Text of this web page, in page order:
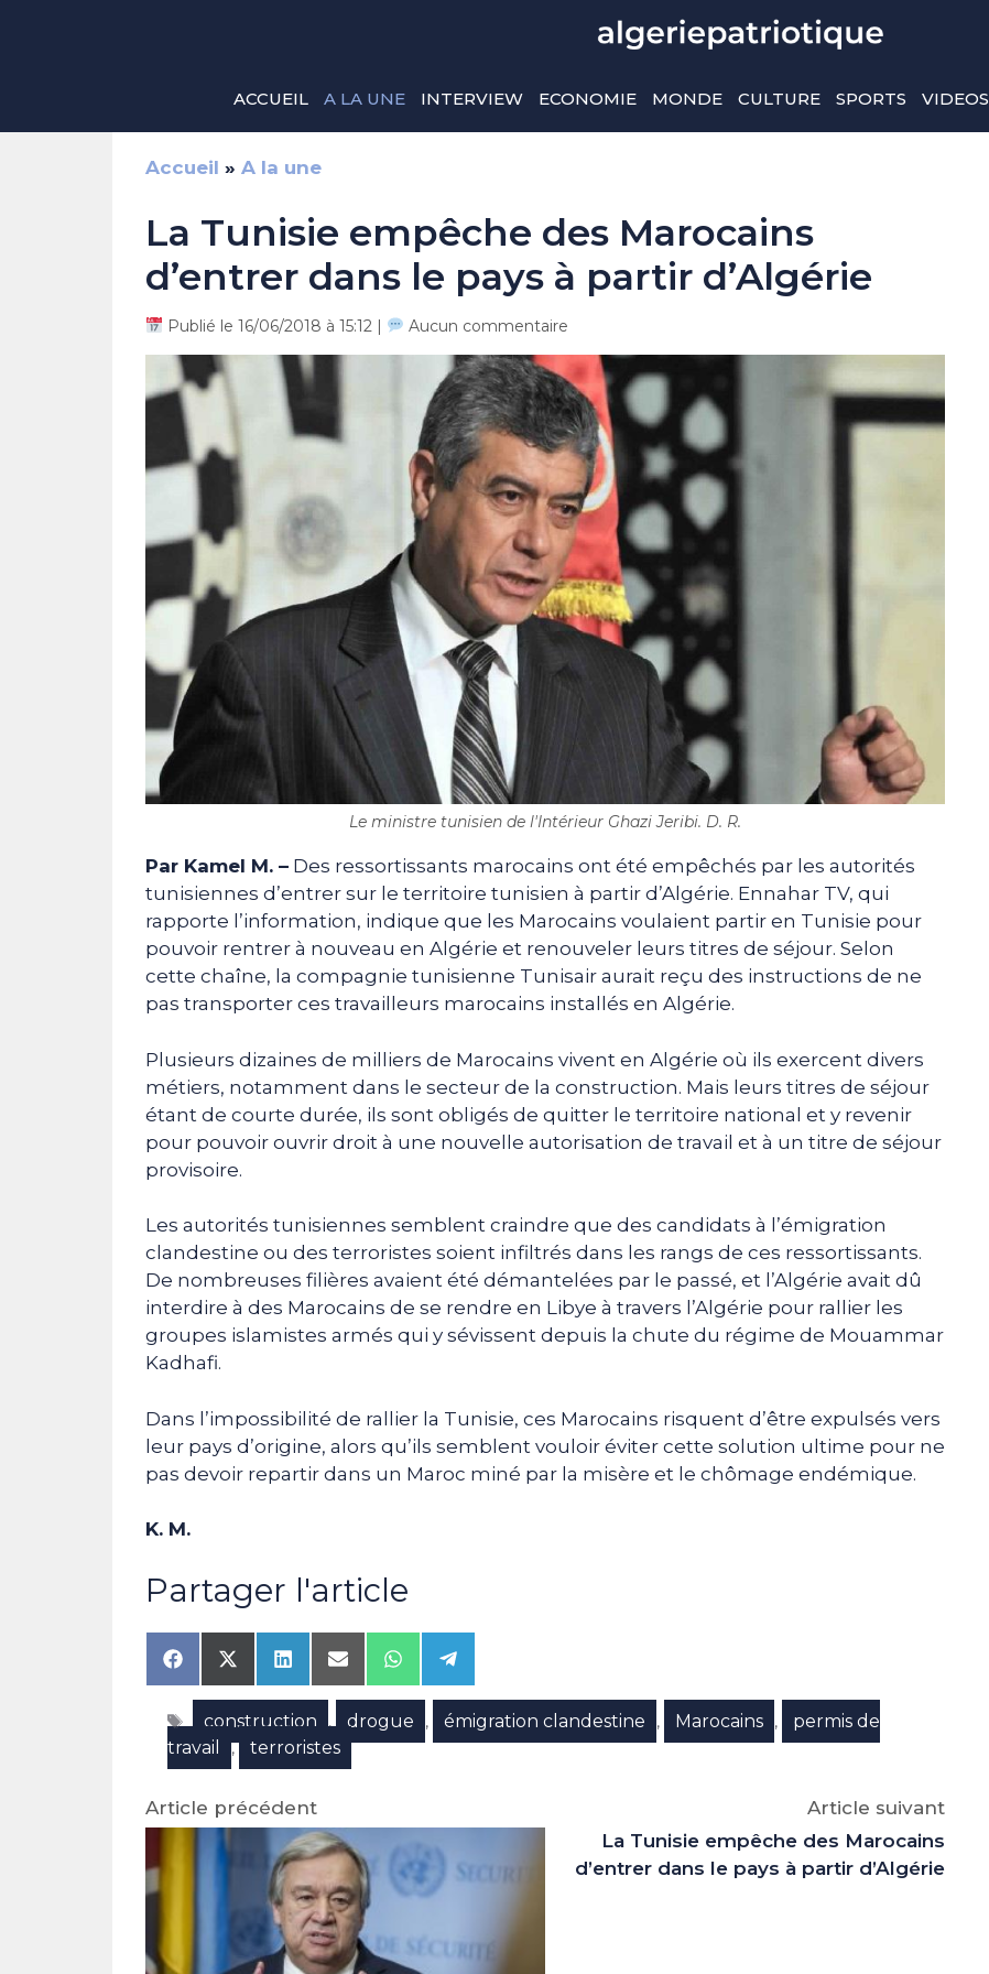
ACCUEIL A LA UNE INTERVIEW ECONOMIE MONDE CULTURE SPORTS VIDEOS
Accueil » A la une
La Tunisie empêche des Marocains
d’entrer dans le pays à partir d’Algérie
Publié le 16/06/2018 à 15:12 | Aucun commentaire
Le ministre tunisien de l'Intérieur Ghazi Jeribi. D. R.
Par Kamel M. – Des ressortissants marocains ont été empêchés par les autorités
tunisiennes d’entrer sur le territoire tunisien à partir d’Algérie. Ennahar TV, qui
rapporte l’information, indique que les Marocains voulaient partir en Tunisie pour
pouvoir rentrer à nouveau en Algérie et renouveler leurs titres de séjour. Selon
cette chaîne, la compagnie tunisienne Tunisair aurait reçu des instructions de ne
pas transporter ces travailleurs marocains installés en Algérie.
Plusieurs dizaines de milliers de Marocains vivent en Algérie où ils exercent divers
métiers, notamment dans le secteur de la construction. Mais leurs titres de séjour
étant de courte durée, ils sont obligés de quitter le territoire national et y revenir
pour pouvoir ouvrir droit à une nouvelle autorisation de travail et à un titre de séjour
provisoire.
Les autorités tunisiennes semblent craindre que des candidats à l’émigration
clandestine ou des terroristes soient infiltrés dans les rangs de ces ressortissants.
De nombreuses filières avaient été démantelées par le passé, et l’Algérie avait dû
interdire à des Marocains de se rendre en Libye à travers l’Algérie pour rallier les
groupes islamistes armés qui y sévissent depuis la chute du régime de Mouammar
Kadhafi.
Dans l’impossibilité de rallier la Tunisie, ces Marocains risquent d’être expulsés vers
leur pays d’origine, alors qu’ils semblent vouloir éviter cette solution ultime pour ne
pas devoir repartir dans un Maroc miné par la misère et le chômage endémique.
K. M.
Partager l'article
Share
on
Facebook
Share
on
X
(Twitter)
Share
on
LinkedIn
Share
on
Email
Share
on
WhatsApp
Share
on
Telegram
Étiquettes
construction , drogue , émigration clandestine , Marocains ,
permis de
travail
, terroristes
Article précédent
Article suivant
La Tunisie empêche des Marocains
d’entrer dans le pays à partir d’Algérie